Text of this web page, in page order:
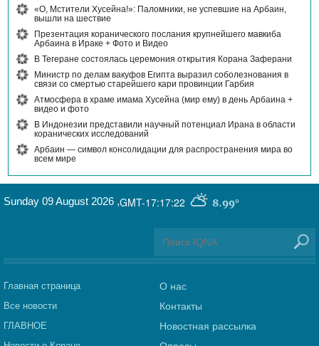
«О, Мстители Хусейна!»: Паломники, не успевшие на Арбаин,
вышли на шествие
Презентация коранического послания крупнейшего мавкиба
Арбаина в Ираке + Фото и Видео
В Тегеране состоялась церемония открытия Корана Заферани
Министр по делам вакуфов Египта выразил соболезнования в
связи со смертью старейшего кари провинции Гарбия
Атмосфера в храме имама Хусейна (мир ему) в день Арбаина +
видео и фото
В Индонезии представили научный потенциал Ирана в области
коранических исследований
Арбаин — символ консолидации для распространения мира во
всем мире
GMT-17:17:22 8.99°
Sunday 09 August 2026 ,
Главная страница
Все новости
ГЛАВНОЕ
О нас
Контакты
Новостная рассылка